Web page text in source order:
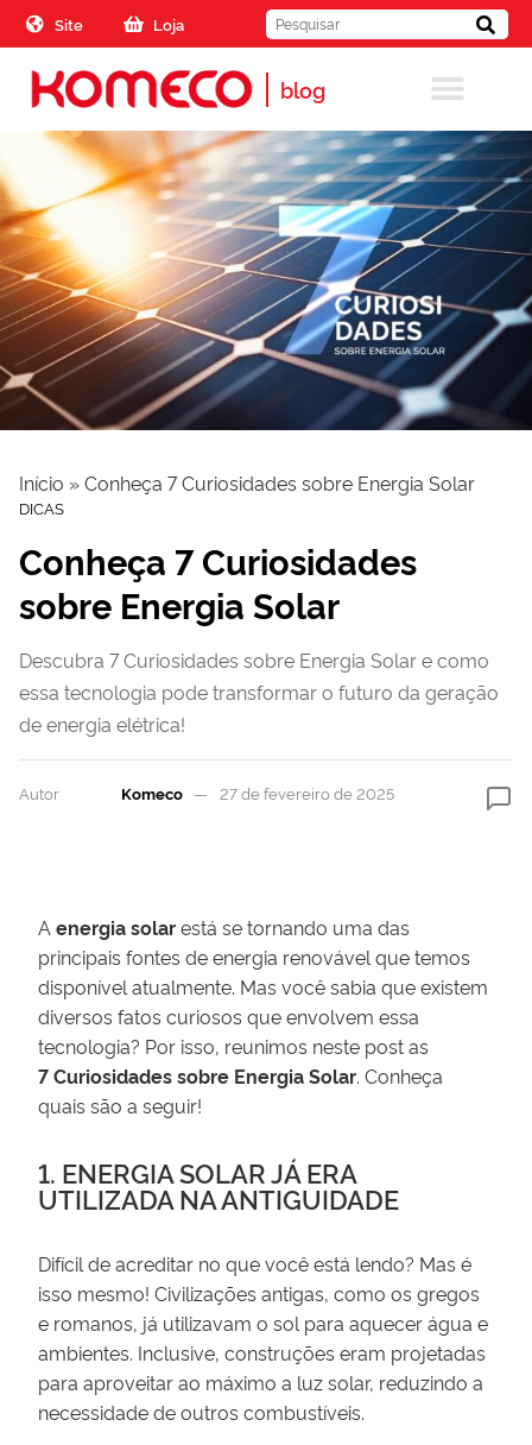
Skip to the content
Site Loja
blog
Início »Conheça 7 Curiosidades sobre Energia Solar
DICAS
Conheça 7 Curiosidades
sobre Energia Solar
Descubra 7 Curiosidades sobre Energia Solar e como
essa tecnologia pode transformar o futuro da geração
de energia elétrica!
Autor Komeco 27 de fevereiro de 2025
A energia solarestá se tornando uma das
principais fontes de energia renovável que temos
disponível atualmente. Mas você sabia que existem
diversos fatos curiosos que envolvem essa
tecnologia? Por isso, reunimos neste post as
7 Curiosidades sobre Energia Solar. Conheça
quais são a seguir!
1. ENERGIA SOLAR JÁ ERA
UTILIZADA NA ANTIGUIDADE
Difícil de acreditar no que você está lendo? Mas é
isso mesmo! Civilizações antigas, como os gregos
e romanos, já utilizavam o sol para aquecer água e
ambientes. Inclusive, construções eram projetadas
para aproveitar ao máximo a luz solar, reduzindo a
necessidade de outros combustíveis.